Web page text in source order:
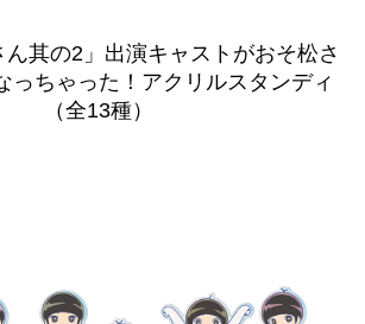
其の2」出演キャストがおそ松さ
っちゃった！アクリルスタンディ
（全13種）